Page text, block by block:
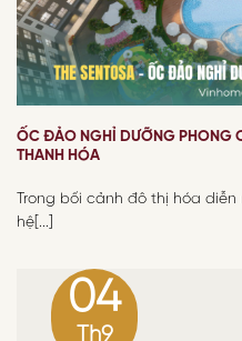
ỐC ĐẢO NGHỈ DƯỠNG PHONG
THANH HÓA
Trong bối cảnh đô thị hóa
hệ[...]
04
Th9